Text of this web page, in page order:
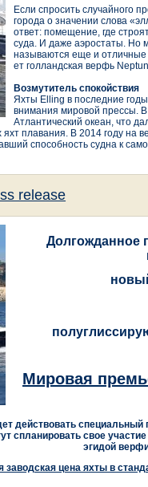
Если спросить случайного
города о значении слова
ответ: помещение, где
суда. И даже аэростаты. Но
называются еще и
ет голландская верфь
Возмутитель спокойствия
Яхты Elling в последние
внимания мировой прессы. В
Атлантический океан, что
яхт плавания. В 2014 году на
способность судна к
release
Долгожданное
Мировая
действовать специальный
спланировать свое
эгидой
заводская цена яхты в